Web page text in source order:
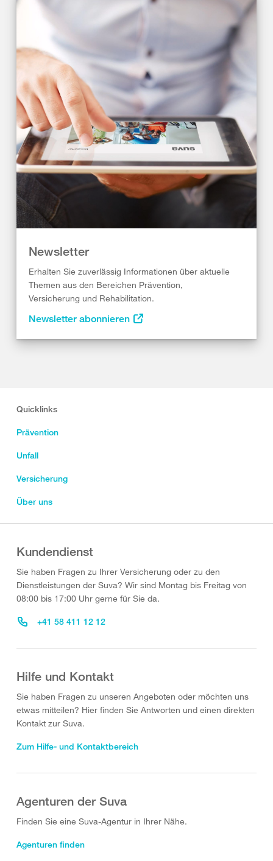
Newsletter
Erhalten Sie zuverlässig Informationen über aktuelle
Themen aus den Bereichen Prävention,
Versicherung und Rehabilitation.
Newsletter abonnieren
Quicklinks
Prävention
Unfall
Versicherung
Über uns
Kundendienst
Sie haben Fragen zu Ihrer Versicherung oder zu den
Dienstleistungen der Suva? Wir sind Montag bis Freitag von
08:00 bis 17:00 Uhr gerne für Sie da.
+41 58 411 12 12
Hilfe und Kontakt
Sie haben Fragen zu unseren Angeboten oder möchten uns
etwas mitteilen? Hier finden Sie Antworten und einen direkten
Kontakt zur Suva.
Zum Hilfe- und Kontaktbereich
Agenturen der Suva
Finden Sie eine Suva-Agentur in Ihrer Nähe.
Agenturen finden